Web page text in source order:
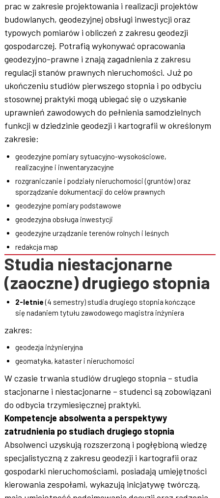
prac w zakresie projektowania i realizacji projektów
budowlanych, geodezyjnej obsługi inwestycji oraz
typowych pomiarów i obliczeń z zakresu geodezji
gospodarczej. Potrafią wykonywać opracowania
geodezyjno-prawne i znają zagadnienia z zakresu
regulacji stanów prawnych nieruchomości. Już po
ukończeniu studiów pierwszego stopnia i po odbyciu
stosownej praktyki mogą ubiegać się o uzyskanie
uprawnień zawodowych do pełnienia samodzielnych
funkcji w dziedzinie geodezji i kartografii w określonym
zakresie:
geodezyjne pomiary sytuacyjno-wysokościowe,
realizacyjne i inwentaryzacyjne
rozgraniczanie i podziały nieruchomości (gruntów) oraz
sporządzanie dokumentacji do celów prawnych
geodezyjne pomiary podstawowe
geodezyjna obsługa inwestycji
geodezyjne urządzanie terenów rolnych i leśnych
redakcja map
Studia niestacjonarne
(zaoczne) drugiego stopnia
2-letnie(4 semestry) studia drugiego stopnia kończące
się nadaniem tytułu zawodowego magistra inżyniera
zakres:
geodezja inżynieryjna
geomatyka, kataster i nieruchomości
W czasie trwania studiów drugiego stopnia – studia
stacjonarne i niestacjonarne – studenci są zobowiązani
do odbycia trzymiesięcznej praktyki.
Kompetencje absolwenta a perspektywy
zatrudnienia po studiach drugiego stopnia
Absolwenci uzyskują rozszerzoną i pogłębioną wiedzę
specjalistyczną z zakresu geodezji i kartografii oraz
gospodarki nieruchomościami, posiadają umiejętności
kierowania zespołami, wykazują inicjatywę twórczą,